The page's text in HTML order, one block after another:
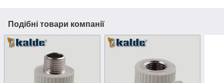
Подібні товари компанії